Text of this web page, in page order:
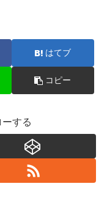
はてブ
コピー
する